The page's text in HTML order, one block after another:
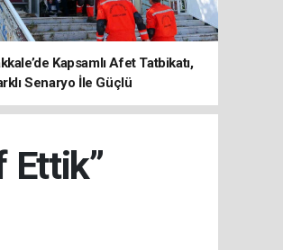
Kapsamlı Afet Tatbikatı,
Senaryo İle Güçlü
Ettik”